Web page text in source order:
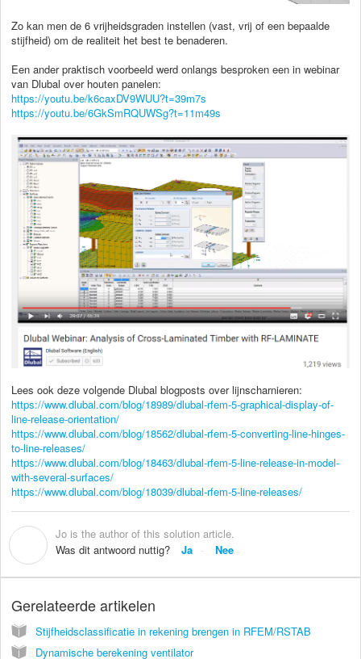
Zo kan men de 6 vrijheidsgraden instellen (vast, vrij of een bepaalde
stijfheid) om de realiteit het best te benaderen.
Een ander praktisch voorbeeld werd onlangs besproken een in webinar
van Dlubal over houten panelen:
https://youtu.be/k6caxDV9WUU?t=39m7s
https://youtu.be/6GkSmRQUWSg?t=11m49s
Lees ook deze volgende Dlubal blogposts over lijnscharnieren:
https://www.dlubal.com/blog/18989/dlubal-rfem-5-graphical-display-of-
line-release-orientation/
https://www.dlubal.com/blog/18562/dlubal-rfem-5-converting-line-hinges-
to-line-releases/
https://www.dlubal.com/blog/18463/dlubal-rfem-5-line-release-in-model-
with-several-surfaces/
https://www.dlubal.com/blog/18039/dlubal-rfem-5-line-releases/
Jo is the author of this solution article.
Was dit antwoord nuttig?
Ja Nee
Gerelateerde artikelen
Stijfheidsclassificatie in rekening brengen in RFEM/RSTAB
Dynamische berekening ventilator